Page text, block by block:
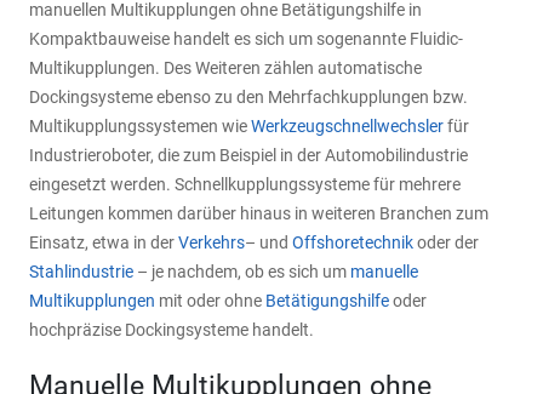
manuellen Multikupplungen ohne Betätigungshilfe in
Kompaktbauweise handelt es sich um sogenannte Fluidic-
Multikupplungen. Des Weiteren zählen automatische
Dockingsysteme ebenso zu den Mehrfachkupplungen bzw.
Multikupplungssystemen wieWerkzeugschnellwechslerfür
Industrieroboter, die zum Beispiel in der Automobilindustrie
eingesetzt werden. Schnellkupplungssysteme für mehrere
Leitungen kommen darüber hinaus in weiteren Branchen zum
Einsatz, etwa in derVerkehrs– und Offshoretechnikoder der
Stahlindustrie – je nachdem, ob es sich um manuelle
Multikupplungen mit oder ohne Betätigungshilfeoder
hochpräzise Dockingsysteme handelt.
Manuelle Multikupplungen ohne